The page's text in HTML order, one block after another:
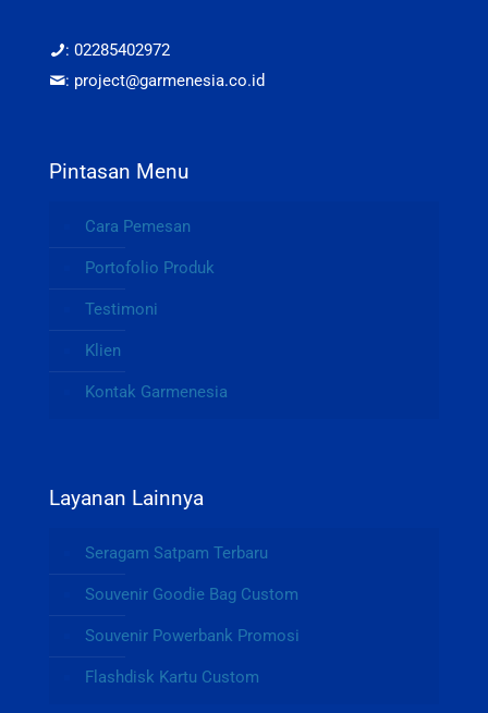
: 02285402972
: project@garmenesia.co.id
Pintasan Menu
Cara Pemesan
Portofolio Produk
Testimoni
Klien
Kontak Garmenesia
Layanan Lainnya
Seragam Satpam Terbaru
Souvenir Goodie Bag Custom
Souvenir Powerbank Promosi
Flashdisk Kartu Custom